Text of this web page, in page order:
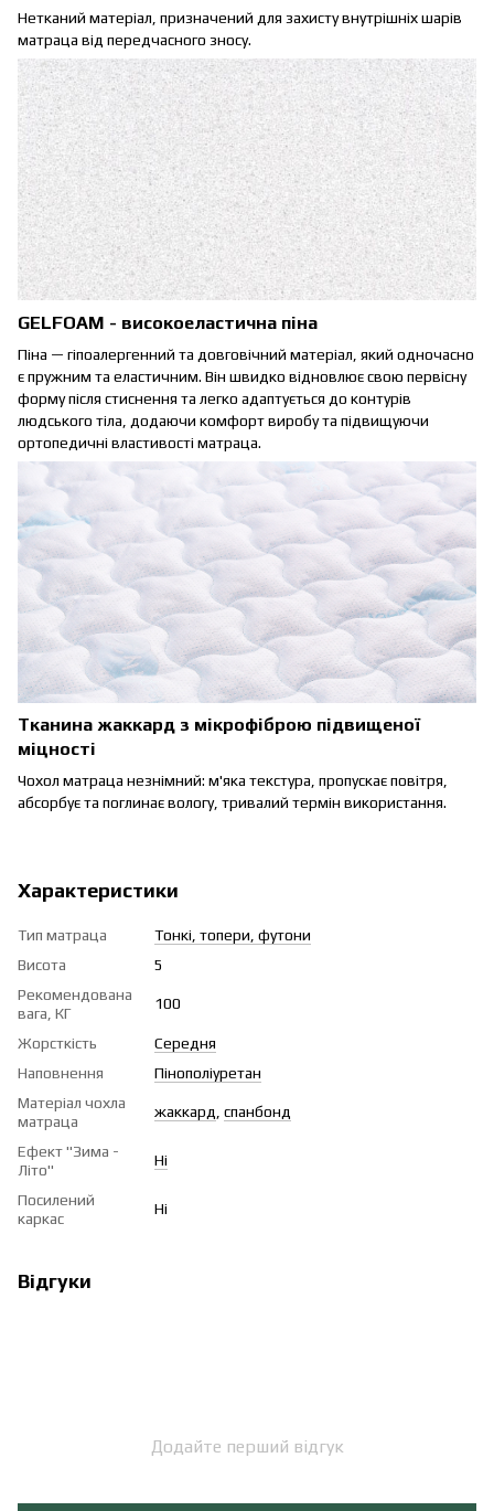
Нетканий матеріал, призначений для захисту внутрішніх шарів
матраца від передчасного зносу.
GELFOAM - високоеластична піна
Піна — гіпоалергенний та довговічний матеріал, який одночасно
є пружним та еластичним. Він швидко відновлює свою первісну
форму після стиснення та легко адаптується до контурів
людського тіла, додаючи комфорт виробу та підвищуючи
ортопедичні властивості матраца.
Тканина жаккард з мікрофіброю підвищеної
міцності
Чохол матраца незнімний: м'яка текстура, пропускає повітря,
абсорбує та поглинає вологу, тривалий термін використання.
Характеристики
Тип матраца
Тонкі, топери, футони
Висота
5
Рекомендована
вага, КГ
100
Жорсткість
Середня
Наповнення
Пінополіуретан
Матеріал чохла
матраца
жаккард, спанбонд
Ефект "Зима -
Літо"
Ні
Посилений
каркас
Ні
Відгуки
Додайте перший відгук